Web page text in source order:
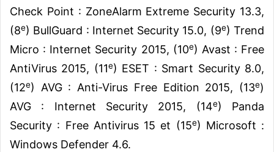
Check Point : ZoneAlarm Extreme Security 13.3,
(8e) BullGuard : Internet Security 15.0, (9e) Trend
Micro : Internet Security 2015, (10e) Avast : Free
AntiVirus 2015, (11e) ESET : Smart Security 8.0,
(12e) AVG : Anti-Virus Free Edition 2015, (13e)
AVG : Internet Security 2015, (14e) Panda
Security : Free Antivirus 15 et (15e) Microsoft :
Windows Defender 4.6.